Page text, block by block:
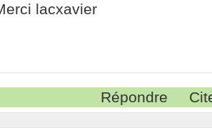
lacxavier
Répondre